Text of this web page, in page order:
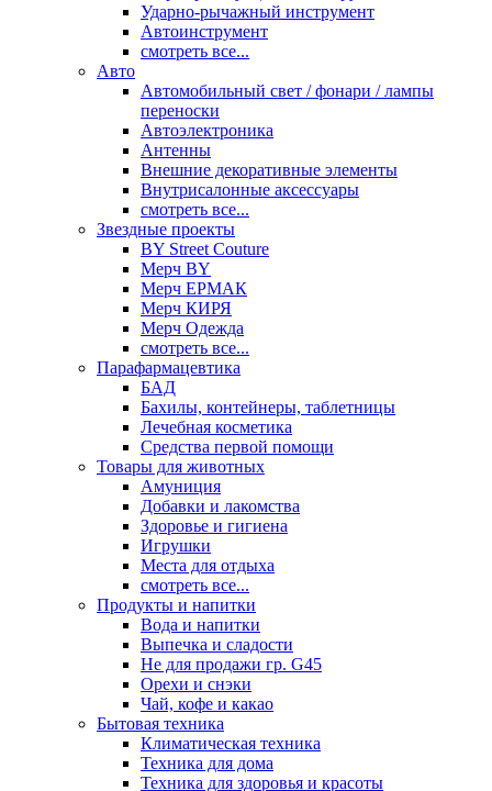
Ударно-рычажный инструмент
Автоинструмент
смотреть все...
Авто
Автомобильный свет / фонари / лампы
переноски
Автоэлектроника
Антенны
Внешние декоративные элементы
Внутрисалонные аксессуары
смотреть все...
Звездные проекты
BY Street Couture
Мерч BY
Мерч ЕРМАК
Мерч КИРЯ
Мерч Одежда
смотреть все...
Парафармацевтика
БАД
Бахилы, контейнеры, таблетницы
Лечебная косметика
Средства первой помощи
Товары для животных
Амуниция
Добавки и лакомства
Здоровье и гигиена
Игрушки
Места для отдыха
смотреть все...
Продукты и напитки
Вода и напитки
Выпечка и сладости
Не для продажи гр. G45
Орехи и снэки
Чай, кофе и какао
Бытовая техника
Климатическая техника
Техника для дома
Техника для здоровья и красоты